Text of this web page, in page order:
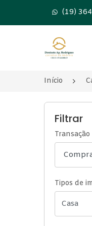
(19)
Página
Início
Filtrar
Transação
Tipos de